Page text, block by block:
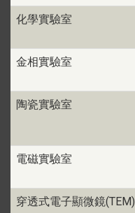
化學實驗室
金相實驗室
陶瓷實驗室
電磁實驗室
穿透式電子顯微鏡(TEM)